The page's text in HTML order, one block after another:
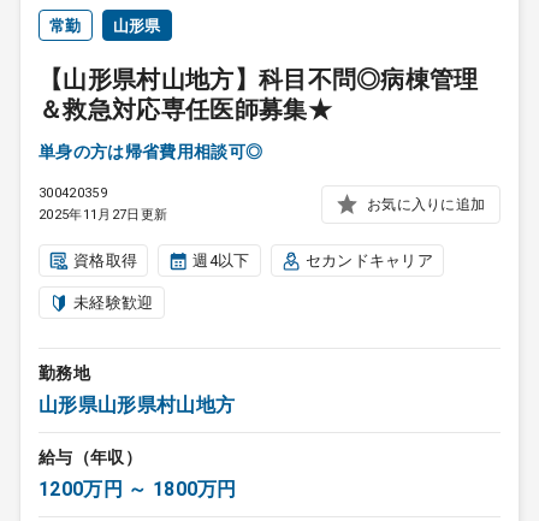
常勤 山形県
【山形県村山地方】科目不問◎病棟管理
＆救急対応専任医師募集★
単身の方は帰省費用相談可◎
300420359
2025年11月27日更新
お気に入りに追加
資格取得 週4以下 セカンドキャリア
未経験歓迎
勤務地
山形県山形県村山地方
給与（年収）
1200万円 ～ 1800万円